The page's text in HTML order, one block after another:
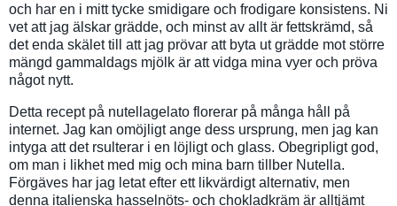
och har en i mitt tycke smidigare och frodigare konsistens. Ni
vet att jag älskar grädde, och minst av allt är fettskrämd, så
det enda skälet till att jag prövar att byta ut grädde mot större
mängd gammaldags mjölk är att vidga mina vyer och pröva
något nytt.
Detta recept på nutellagelato florerar på många håll på
internet. Jag kan omöjligt ange dess ursprung, men jag kan
intyga att det rsulterar i en löjligt och glass. Obegripligt god,
om man i likhet med mig och mina barn tillber Nutella.
Förgäves har jag letat efter ett likvärdigt alternativ, men
denna italienska hasselnöts- och chokladkräm är alltjämt